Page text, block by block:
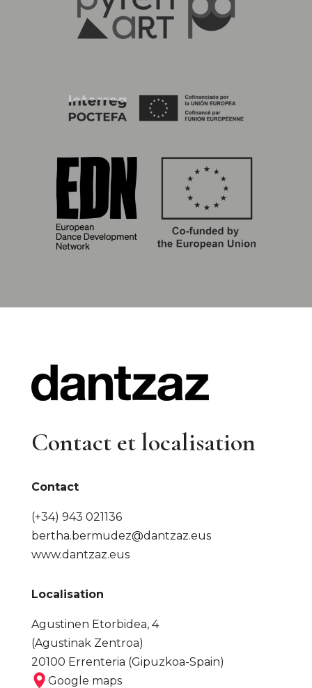
Contact et localisation
Contact
(+34) 943 021136
bertha.bermudez@dantzaz.eus
www.dantzaz.eus
Localisation
Agustinen Etorbidea, 4
(Agustinak Zentroa)
20100 Errenteria (Gipuzkoa-Spain)
Google maps